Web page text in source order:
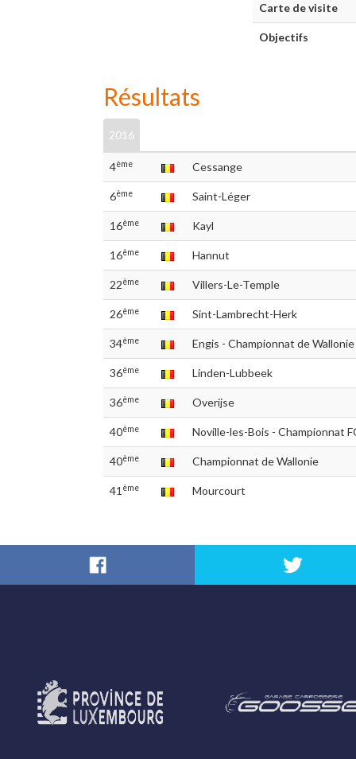
Carte de visite
Objectifs
Résultats
2016
4ème Cessange
6ème Saint-Léger
16ème Kayl
16ème Hannut
22ème Villers-Le-Temple
26ème Sint-Lambrecht-Herk
34ème Engis - Championnat de
36ème Linden-Lubbeek
36ème Overijse
40ème Noville-les-Bois - Championnat
40ème Championnat de Wallonie
41 ème Mourcourt